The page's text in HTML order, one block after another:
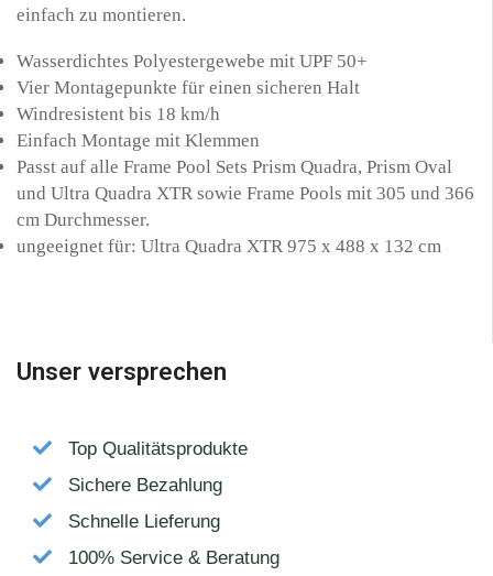
einfach zu montieren.
Wasserdichtes Polyestergewebe mit UPF 50+
Vier Montagepunkte für einen sicheren Halt
Windresistent bis 18 km/h
Einfach Montage mit Klemmen
Passt auf alle Frame Pool Sets Prism Quadra, Prism Oval
und Ultra Quadra XTR sowie Frame Pools mit 305 und 366
cm Durchmesser.
ungeeignet für: Ultra Quadra XTR 975 x 488 x 132 cm
Unser versprechen
Top Qualitätsprodukte
Sichere Bezahlung
Schnelle Lieferung
100% Service & Beratung